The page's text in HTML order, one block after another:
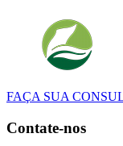
FAÇA SUA
Contate-nos